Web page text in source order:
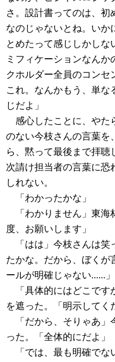
さ。設計書ってのは、初
なのじゃないとね。いか
とめたって感じしかしな
ミフィケーションなん
クホルダー全員のコンセ
これ。なんかもう、単な
じだよ」
感心したことに、やた
のない今枝さんの言葉を
ら、黙って最後まで拝聴
次請け担当者の言葉に恐
しれない。
「わかったかな」
「わかりません」東海
度、お願いします」
「はは」今枝さんは笑
たかな。だから、ぼくが
ールが明確じゃない......」
「具体的にはどこです
を遮った。「明示してく
「だから、そりゃあ」
った。「全体的にだよ」
「では、最も明確でな